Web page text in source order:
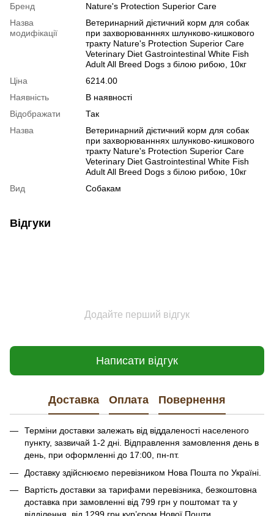
Бренд
Nature's Protection Superior Care
Назва
модифікації
Ветеринарний дієтичний корм для собак
при захворюванннях шлунково-кишкового
тракту Nature's Protection Superior Care
Veterinary Diet Gastrointestinal White Fish
Adult All Breed Dogs з білою рибою, 10кг
Ціна
6214.00
Наявність
В наявності
Відображати
Так
Назва
Ветеринарний дієтичний корм для собак
при захворюванннях шлунково-кишкового
тракту Nature's Protection Superior Care
Veterinary Diet Gastrointestinal White Fish
Adult All Breed Dogs з білою рибою, 10кг
Вид
Собакам
Відгуки
Додайте перший відгук
Написати відгук
Доставка Оплата Повернення
Терміни доставки залежать від віддаленості населеного
пункту, зазвичай 1-2 дні. Відправлення замовлення день в
день, при оформленні до 17:00, пн-пт.
Доставку здійснюємо перевізником Нова Пошта по Україні.
Вартість доставки за тарифами перевізника, безкоштовна
доставка при замовленні від 799 грн у поштомат та у